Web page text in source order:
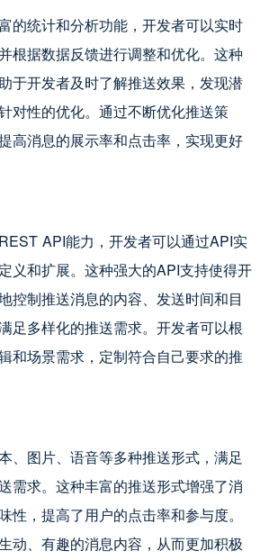
的统计和分析功能，开发者可以实时
根据数据反馈进行调整和优化。这种
于开发者及时了解推送效果，发现潜
对性的优化。通过不断优化推送策
高消息的展示率和点击率，实现更好
API能力，开发者可以通过API实
义和扩展。这种强大的API支持使得开
控制推送消息的内容、发送时间和目
足多样化的推送需求。开发者可以根
和场景需求，定制符合自己要求的推
、图片、语音等多种推送形式，满足
需求。这种丰富的推送形式增强了消
性，提高了用户的点击率和参与度。
动、有趣的消息内容，从而更加积极